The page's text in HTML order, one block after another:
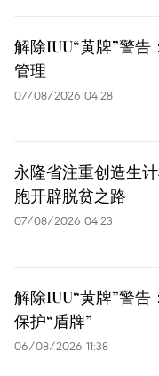
解除IUU“黄牌”警
管理
07/08/2026 04:28
永隆省注重创造生
胞开辟脱贫之路
07/08/2026 04:23
解除IUU“黄牌”警
保护“盾牌”
06/08/2026 11:38